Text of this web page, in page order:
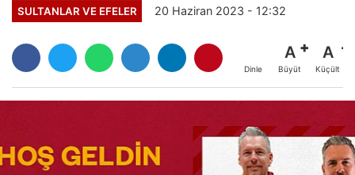
SULTANLAR VE EFELER 20 Haziran 2023 - 12:32
Dinle
A
Büyüt
A
Küçült